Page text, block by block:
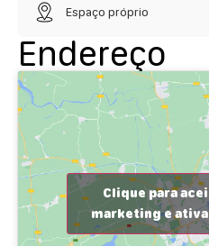
Espaço próprio
Endereço
Clique para
marketing e